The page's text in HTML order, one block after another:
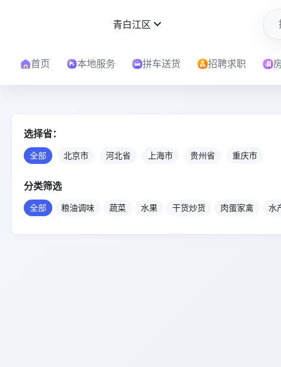
青白江区
首页 本地服务 拼车送货 招聘求职
选择省：
全部 北京市 河北省 上海市 贵州省 重庆市
分类筛选
全部 粮油调味 蔬菜 水果 干货炒货 肉蛋家禽 水